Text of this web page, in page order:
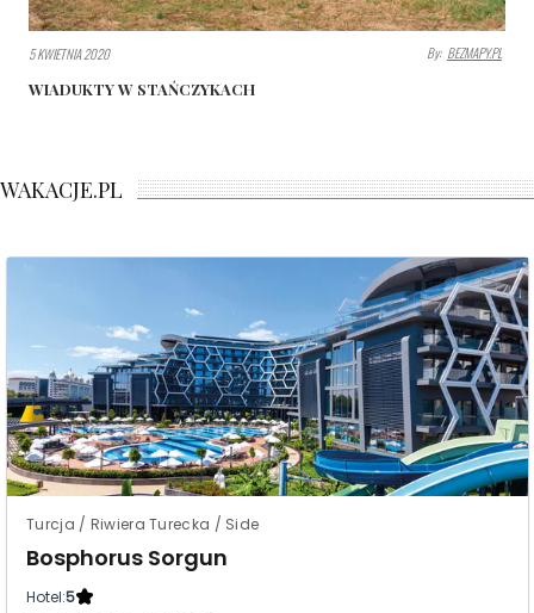
5 KWIETNIA 2020 By: BEZMAPY.PL
WIADUKTY W STAŃCZYKACH
WAKACJE.PL
Turcja / Riwiera Turecka / Side
Bosphorus Sorgun
Hotel:5